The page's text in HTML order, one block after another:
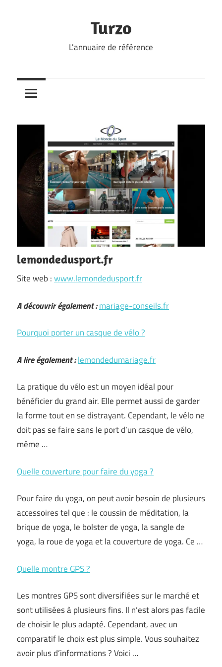
Turzo
L'annuaire de référence
lemondedusport.fr
Site web :www.lemondedusport.fr
A découvrir également :mariage-conseils.fr
Pourquoi porter un casque de vélo ?
A lire également :lemondedumariage.fr
La pratique du vélo est un moyen idéal pour
bénéficier du grand air. Elle permet aussi de garder
la forme tout en se distrayant. Cependant, le vélo ne
doit pas se faire sans le port d’un casque de vélo,
même …
Quelle couverture pour faire du yoga ?
Pour faire du yoga, on peut avoir besoin de plusieurs
accessoires tel que : le coussin de méditation, la
brique de yoga, le bolster de yoga, la sangle de
yoga, la roue de yoga et la couverture de yoga. Ce …
Quelle montre GPS ?
Les montres GPS sont diversifiées sur le marché et
sont utilisées à plusieurs fins. Il n’est alors pas facile
de choisir le plus adapté. Cependant, avec un
comparatif le choix est plus simple. Vous souhaitez
avoir plus d’informations ? Voici …